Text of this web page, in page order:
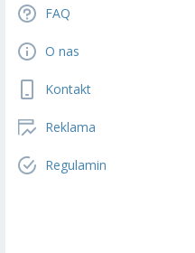
FAQ
O nas
Kontakt
Reklama
Regulamin